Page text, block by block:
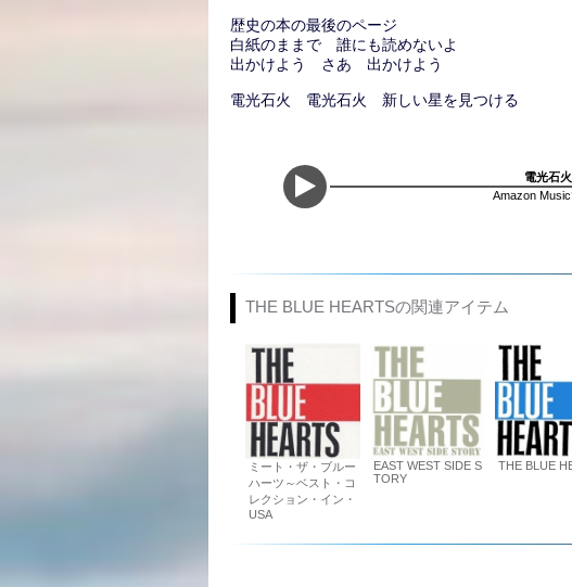
歴史の本の最後のページ
白紙のままで 誰にも読めないよ
出かけよう さあ 出かけよう
電光石火 電光石火 新しい星を見つける
電光石
Amazon Music
THE BLUE HEARTSの関連アイテム
ミート・ザ・ブルー
ハーツ～ベスト・コ
レクション・イン・
USA
EAST WEST SIDE S
TORY
THE BLUE